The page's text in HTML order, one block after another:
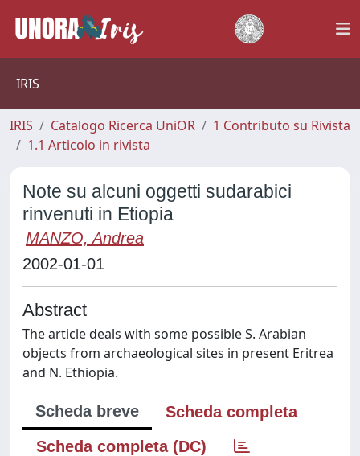
IRIS
IRIS Catalogo Ricerca UniOR
1 Contributo su Rivista
1.1 Articolo in rivista
Note su alcuni oggetti sudarabici
rinvenuti in Etiopia
MANZO, Andrea
2002-01-01
Abstract
The article deals with some possible S. Arabian
objects from archaeological sites in present Eritrea
and N. Ethiopia.
Scheda breve
Scheda completa
Scheda completa (DC)